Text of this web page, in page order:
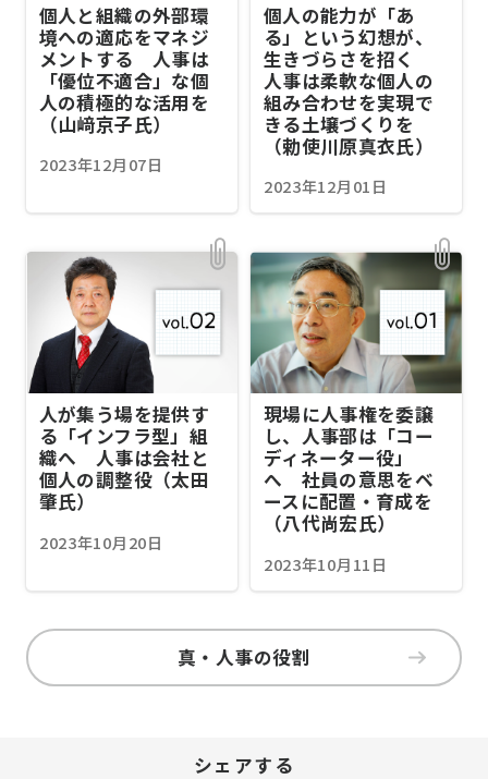
個人と組織の外部環
境への適応をマネジ
メントする 人事は
「優位不適合」な個
人の積極的な活用を
（山﨑京子氏）
2023年12月07日
個人の能力が「あ
る」という幻想が、
生きづらさを招く
人事は柔軟な個人の
組み合わせを実現で
きる土壌づくりを
（勅使川原真衣氏）
2023年12月01日
人が集う場を提供す
る「インフラ型」組
織へ 人事は会社と
個人の調整役（太田
肇氏）
2023年10月20日
現場に人事権を委譲
し、人事部は「コー
ディネーター役」
へ 社員の意思をベ
ースに配置・育成を
（八代尚宏氏）
2023年10月11日
真・人事の役割
シェアする